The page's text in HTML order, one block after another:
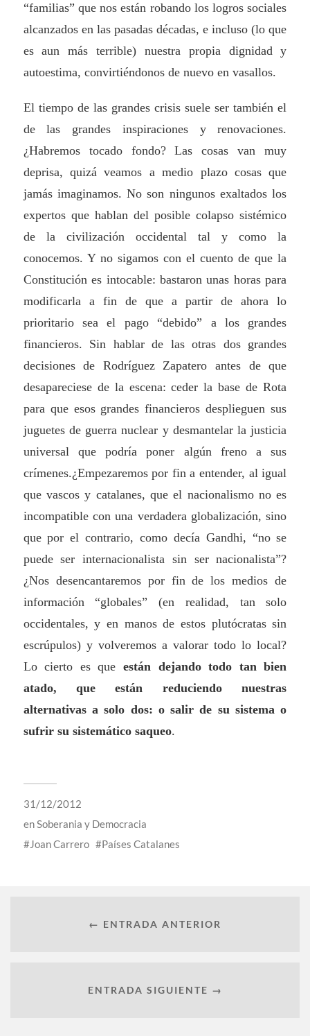
“familias” que nos están robando los logros sociales
alcanzados en las pasadas décadas, e incluso (lo que
es aun más terrible) nuestra propia dignidad y
autoestima, convirtiéndonos de nuevo en vasallos.
El tiempo de las grandes crisis suele ser también el
de las grandes inspiraciones y renovaciones.
¿Habremos tocado fondo? Las cosas van muy
deprisa, quizá veamos a medio plazo cosas que
jamás imaginamos. No son ningunos exaltados los
expertos que hablan del posible colapso sistémico
de la civilización occidental tal y como la
conocemos. Y no sigamos con el cuento de que la
Constitución es intocable: bastaron unas horas para
modificarla a fin de que a partir de ahora lo
prioritario sea el pago “debido” a los grandes
financieros. Sin hablar de las otras dos grandes
decisiones de Rodríguez Zapatero antes de que
desapareciese de la escena: ceder la base de Rota
para que esos grandes financieros desplieguen sus
juguetes de guerra nuclear y desmantelar la justicia
universal que podría poner algún freno a sus
crímenes.¿Empezaremos por fin a entender, al igual
que vascos y catalanes, que el nacionalismo no es
incompatible con una verdadera globalización, sino
que por el contrario, como decía Gandhi, “no se
puede ser internacionalista sin ser nacionalista”?
¿Nos desencantaremos por fin de los medios de
información “globales” (en realidad, tan solo
occidentales, y en manos de estos plutócratas sin
escrúpulos) y volveremos a valorar todo lo local?
Lo cierto es que están dejando todo tan bien
atado, que están reduciendo nuestras
alternativas a solo dos: o salir de su sistema o
sufrir su sistemático saqueo.
31/12/2012
enSoberania y Democracia
Joan Carrero
Países Catalanes
← ENTRADA ANTERIOR
ENTRADA SIGUIENTE →